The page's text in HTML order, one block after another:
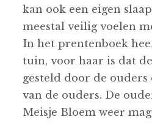
kan ook een eigen
meestal veilig voelen
In het prentenboek
tuin, voor haar is dat
gesteld door de
van de ouders. De
Meisje Bloem weer